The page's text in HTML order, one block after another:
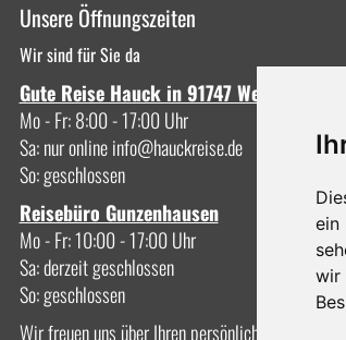
ein
wir
Unsere Öffnungszeiten
Wir sind für Sie da
Gute Reise Hauck in 91747 Westheim
Mo - Fr: 8:00 - 17:00 Uhr
Sa: nur onlineinfo hauckreise.de
So: geschlossen
Reisebüro Gunzenhausen
Mo - Fr: 10:00 - 17:00 Uhr
Sa: derzeit geschlossen
So: geschlossen
Wir freuen uns über Ihren persönlichen Besuch